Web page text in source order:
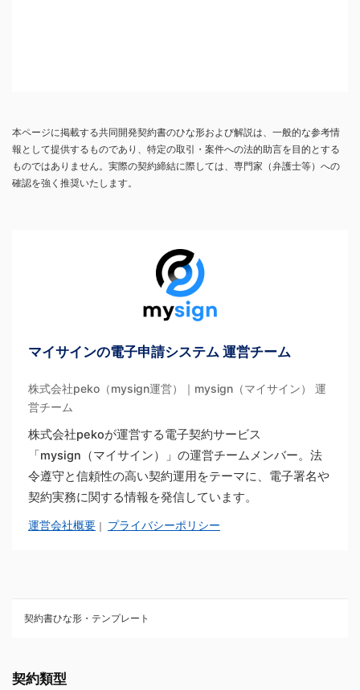
本ページに掲載する共同開発契約書のひな形および解説は、一般的な参考情
報として提供するものであり、特定の取引・案件への法的助言を目的とする
ものではありません。実際の契約締結に際しては、専門家（弁護士等）への
確認を強く推奨いたします。
マイサインの電子申請システム 運営チーム
株式会社peko（mysign運営）｜mysign（マイサイン） 運
営チーム
株式会社pekoが運営する電子契約サービス
「mysign（マイサイン）」の運営チームメンバー。法
令遵守と信頼性の高い契約運用をテーマに、電子署名や
契約実務に関する情報を発信しています。
運営会社概要 ｜ プライバシーポリシー
契約書ひな形・テンプレート
契約類型